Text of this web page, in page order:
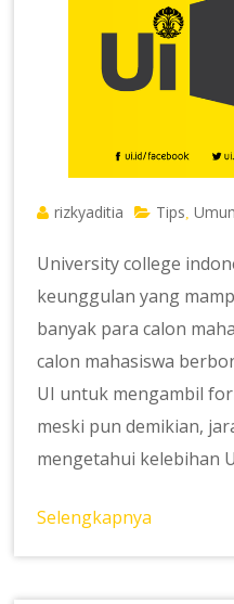
rizkyaditia Tips ,
University college
keunggulan yang
banyak para calon
calon mahasiswa
UI untuk mengambil
meski pun demikian,
mengetahui kelebihan
Selengkapnya